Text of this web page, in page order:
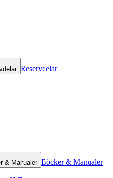
Reservdelar
& Manualer Böcker & Manualer